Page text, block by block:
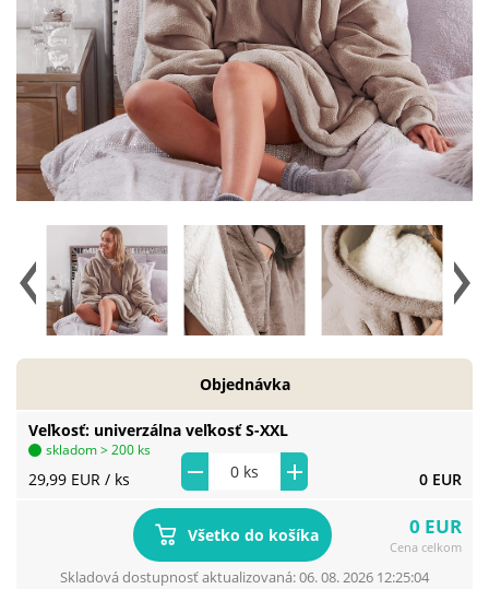
Veľkosť univerzálna veľkosť S-XXL
29,99 EUR / ks 0 EUR
skladom > 200 ks
Objednávka
Všetko do košíka 0 EUR
Cena celkom
Skladová dostupnosť aktualizovaná: 06. 08. 2026 12:25:04